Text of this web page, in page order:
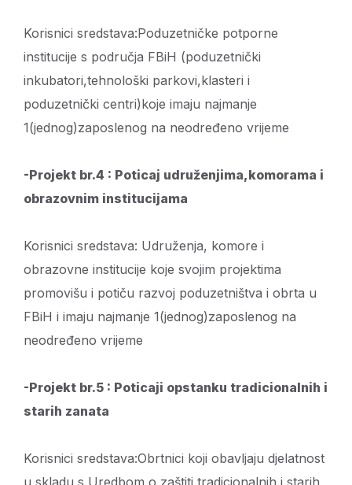
Korisnici sredstava:Poduzetničke potporne
institucije s područja FBiH (poduzetnički
inkubatori,tehnološki parkovi,klasteri i
poduzetnički centri)koje imaju najmanje
1(jednog)zaposlenog na neodređeno vrijeme
-Projekt br.4 : Poticaj udruženjima,komorama i
obrazovnim institucijama
Korisnici sredstava: Udruženja, komore i
obrazovne institucije koje svojim projektima
promovišu i potiču razvoj poduzetništva i obrta u
FBiH i imaju najmanje 1(jednog)zaposlenog na
neodređeno vrijeme
-Projekt br.5 : Poticaji opstanku tradicionalnih i
starih zanata
Korisnici sredstava:Obrtnici koji obavljaju djelatnost
u skladu s Uredbom o zaštiti tradicionalnih i starih